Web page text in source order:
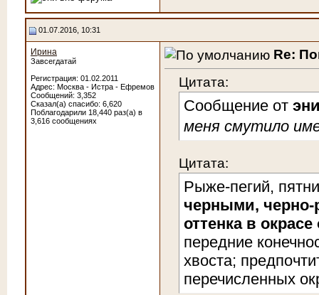
01.07.2016, 10:31
Ирина
Завсегдатай
Регистрация: 01.02.2011
Адрес: Москва - Истра - Ефремов
Сообщений: 3,352
Сказал(а) спасибо: 6,620
Поблагодарили 18,440 раз(а) в
3,616 сообщениях
Re:
Цитата:
Сообщение от
меня смутило
Цитата:
Рыже-пегий,
черными,
оттенка в
передние
хвоста;
перечисленных